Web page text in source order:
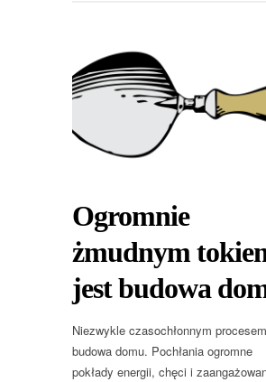
Ogromnie
żmudnym
jest budowa
Niezwykle czasochłonnym
budowa domu. Pochłania ogromne
pokłady energii, chęci i